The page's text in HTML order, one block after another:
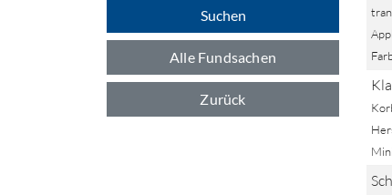
Suchen
Alle Fundsachen
Zurück